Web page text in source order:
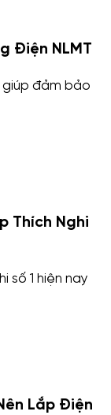
Điện NLMT
đảm bảo
Thích Nghi
số 1 hiện nay
Lắp Điện